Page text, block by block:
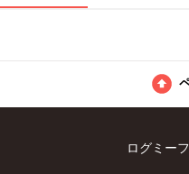
ログミー